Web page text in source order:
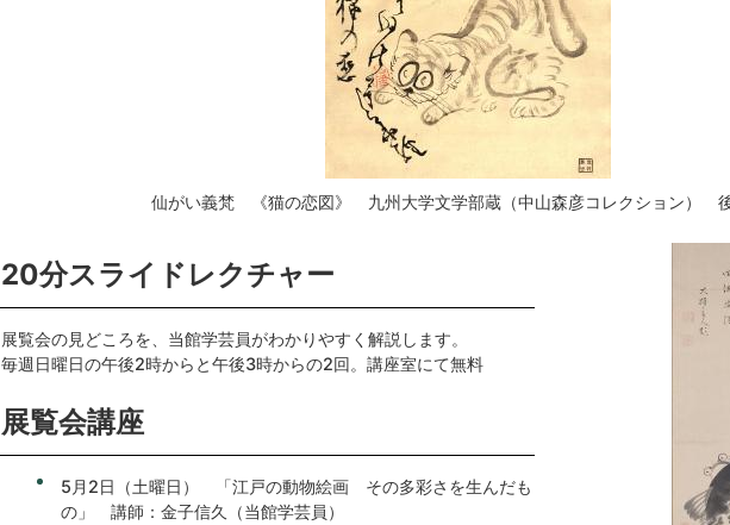
仙がい義梵 《猫の恋図》 九州大学文学部蔵（中山森彦コレクション）
20分スライドレクチャー
展覧会の見どころを、当館学芸員がわかりやすく解説します。
毎週日曜日の午後2時からと午後3時からの2回。講座室にて無料
展覧会講座
5月2日（土曜日） 「江戸の動物絵画 その多彩さを生んだも
の」 講師：金子信久（当館学芸員）